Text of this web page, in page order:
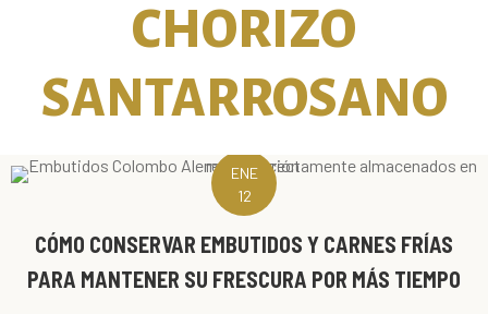
CHORIZO
SANTARROSANO
ENE
12
CÓMO CONSERVAR EMBUTIDOS Y CARNES FRÍAS
PARA MANTENER SU FRESCURA POR MÁS TIEMPO